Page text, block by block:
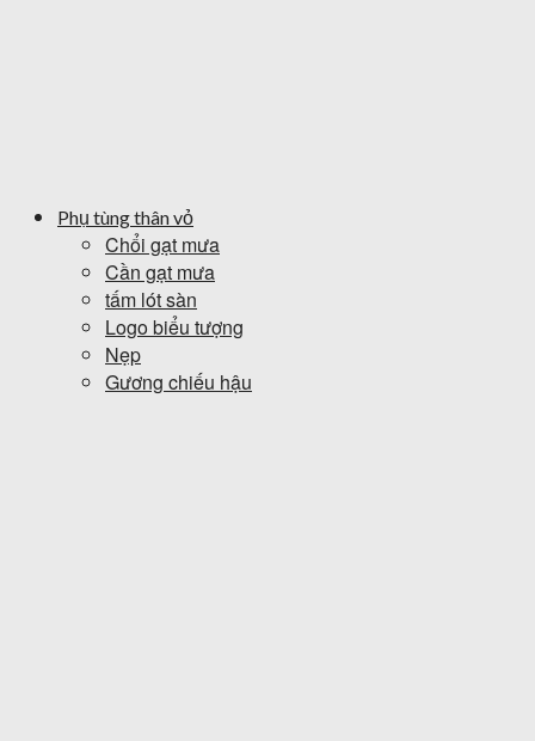
Phụ tùng thân vỏ
Chổi gạt mưa
Cần gạt mưa
tấm lót sàn
Logo biểu tượng
Nẹp
Gương chiếu hậu